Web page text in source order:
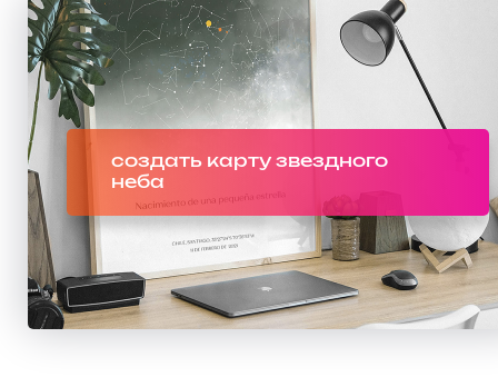
создать карту звездного
неба